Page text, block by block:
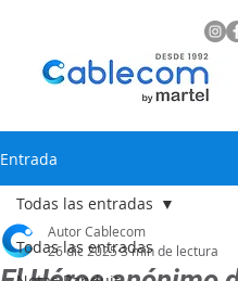
Entrada
Todas las entradas
Todas las entradas
Autor Cablecom
26 dic 20253 min de lectura